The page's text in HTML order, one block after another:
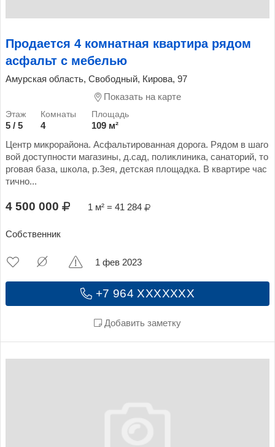
Продается 4 комнатная квартира рядом
асфальт с мебелью
Амурская область, Свободный, Кирова, 97
Показать на карте
5 / 5 4
109 м²
Центр микрорайона. Асфальтированная дорога. Рядом в шаго
вой доступности магазины, д.сад, поликлиника, санаторий, то
рговая база, школа, р.Зея, детская площадка. В квартире час
тично...
4 500 000 1 м² = 41 284
Собственник
+7 964 XXXXXXX
Добавить заметку
1 фев 2023